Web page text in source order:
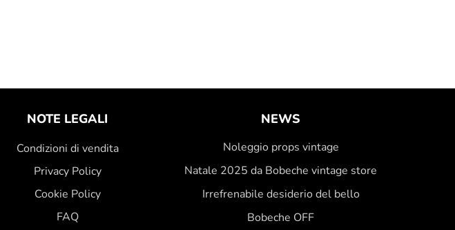
NOTE LEGALI
Condizioni di vendita
Privacy Policy
Cookie Policy
FAQ
NEWS
Noleggio props vintage
Natale 2025 da Bobeche vintage store
Irrefrenabile desiderio del bello
Bobeche OFF